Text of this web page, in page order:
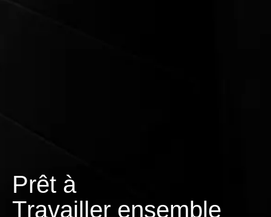
Prêt à
Travailler